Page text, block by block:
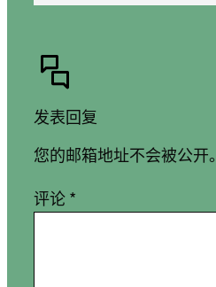
发表回复
您的邮箱地址不会被公开。
评论*